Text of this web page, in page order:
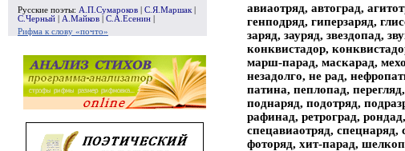
Русские поэты: А.П.Сумароков С.Я.Маршак
С.Черный
А.Майков С.А.Есенин
Рифма к слову «почто»
авиаотряд, автоград,
генподряд, гиперзаряд,
заряд, зауряд, звездопад,
конквистадор,
марш-парад, маскарад,
незадолго, не рад,
патина, пеплопад,
поднаряд, подотряд,
рафинад, ретроград,
спецавиаотряд, спецнаряд,
фоторяд, хит-парад,